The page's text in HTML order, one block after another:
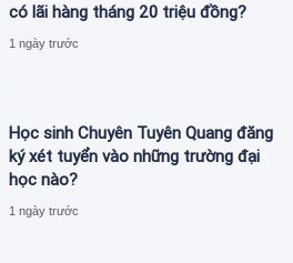
có lãi hàng tháng 20 triệu đồng?
1 ngày trước
Học sinh Chuyên Tuyên Quang đăng
ký xét tuyển vào những trường đại
học nào?
1 ngày trước